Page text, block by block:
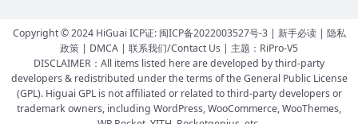
Copyright © 2024 HiGuai ICP证: 闽ICP备2022003527号-3| 新手必读| 隐私
政策 | DMCA | 联系我们/Contact Us | 主题： RiPro-V5
DISCLAIMER：All items listed here are developed by third-party
developers & redistributed under the terms of the General Public License
(GPL). Higuai GPL is not affiliated or related to third-party developers or
trademark owners, including WordPress, WooCommerce, WooThemes,